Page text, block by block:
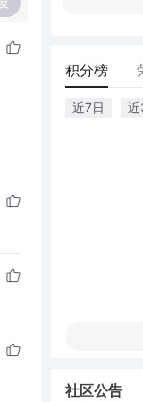
积分榜
近7日 近
社区公告